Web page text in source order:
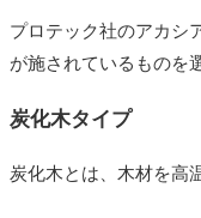
プロテック社のアカシ
が施されているものを
炭化木タイプ
炭化木とは、木材を高